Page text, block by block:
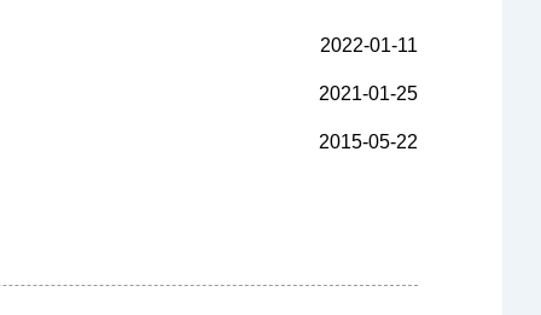
2022-01-11
2021-01-25
2015-05-22